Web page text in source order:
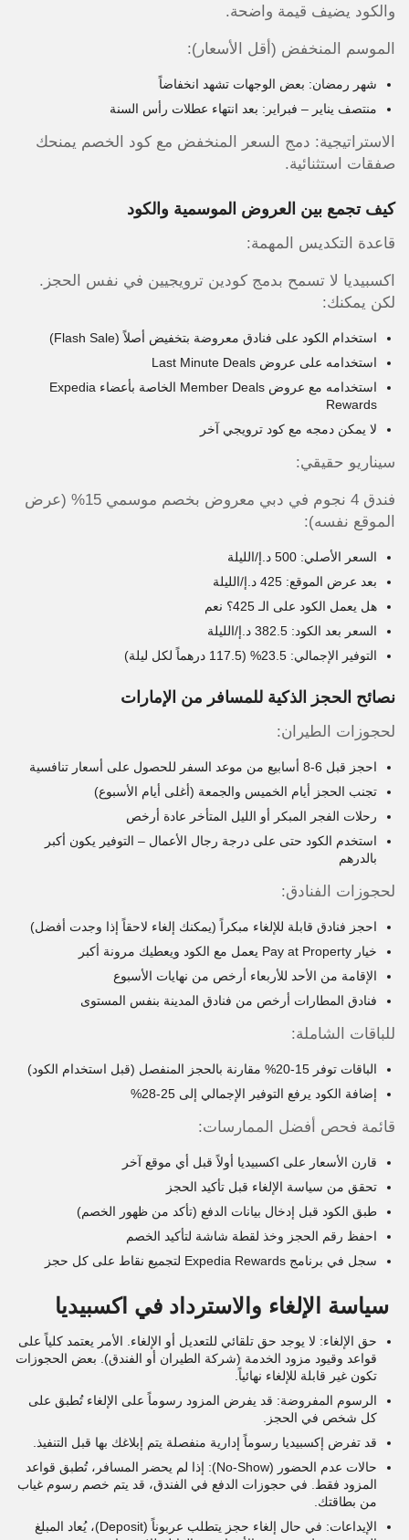
والكود يضيف قيمة واضحة.
الموسم المنخفض (أقل الأسعار):
شهر رمضان: بعض الوجهات تشهد انخفاضاً
منتصف يناير – فبراير: بعد انتهاء عطلات رأس السنة
الاستراتيجية: دمج السعر المنخفض مع كود الخصم يمنحك
صفقات استثنائية.
كيف تجمع بين العروض الموسمية والكود
قاعدة التكديس المهمة:
اكسبيديا لا تسمح بدمج كودين ترويجيين في نفس الحجز.
لكن يمكنك:
استخدام الكود على فنادق معروضة بتخفيض أصلاً (Flash Sale)
استخدامه على عروض Last Minute Deals
استخدامه مع عروض Member Deals الخاصة بأعضاء Expedia
Rewards
لا يمكن دمجه مع كود ترويجي آخر
سيناريو حقيقي:
فندق 4 نجوم في دبي معروض بخصم موسمي 15% (عرض
الموقع نفسه):
السعر الأصلي: 500 د.إ/الليلة
بعد عرض الموقع: 425 د.إ/الليلة
هل يعمل الكود على الـ 425؟ نعم
السعر بعد الكود: 382.5 د.إ/الليلة
التوفير الإجمالي: 23.5% (117.5 درهماً لكل ليلة)
نصائح الحجز الذكية للمسافر من الإمارات
لحجوزات الطيران:
احجز قبل 6-8 أسابيع من موعد السفر للحصول على أسعار تنافسية
تجنب الحجز أيام الخميس والجمعة (أغلى أيام الأسبوع)
رحلات الفجر المبكر أو الليل المتأخر عادة أرخص
استخدم الكود حتى على درجة رجال الأعمال – التوفير يكون أكبر
بالدرهم
لحجوزات الفنادق:
احجز فنادق قابلة للإلغاء مبكراً (يمكنك إلغاء لاحقاً إذا وجدت أفضل)
خيار Pay at Property يعمل مع الكود ويعطيك مرونة أكبر
الإقامة من الأحد للأربعاء أرخص من نهايات الأسبوع
فنادق المطارات أرخص من فنادق المدينة بنفس المستوى
للباقات الشاملة:
الباقات توفر 15-20% مقارنة بالحجز المنفصل (قبل استخدام الكود)
إضافة الكود يرفع التوفير الإجمالي إلى 25-28%
قائمة فحص أفضل الممارسات:
قارن الأسعار على اكسبيديا أولاً قبل أي موقع آخر
تحقق من سياسة الإلغاء قبل تأكيد الحجز
طبق الكود قبل إدخال بيانات الدفع (تأكد من ظهور الخصم)
احفظ رقم الحجز وخذ لقطة شاشة لتأكيد الخصم
سجل في برنامج Expedia Rewards لتجميع نقاط على كل حجز
سياسة الإلغاء والاسترداد في اكسبيديا
حق الإلغاء: لا يوجد حق تلقائي للتعديل أو الإلغاء. الأمر يعتمد كلياً على
قواعد وقيود مزود الخدمة (شركة الطيران أو الفندق). بعض الحجوزات
تكون غير قابلة للإلغاء نهائياً.
الرسوم المفروضة: قد يفرض المزود رسوماً على الإلغاء تُطبق على
كل شخص في الحجز.
قد تفرض إكسبيديا رسوماً إدارية منفصلة يتم إبلاغك بها قبل التنفيذ.
حالات عدم الحضور (No-Show): إذا لم يحضر المسافر، تُطبق قواعد
المزود فقط. في حجوزات الدفع في الفندق، قد يتم خصم رسوم غياب
من بطاقتك.
الإيداعات: في حال إلغاء حجز يتطلب عربوناً (Deposit)، يُعاد المبلغ